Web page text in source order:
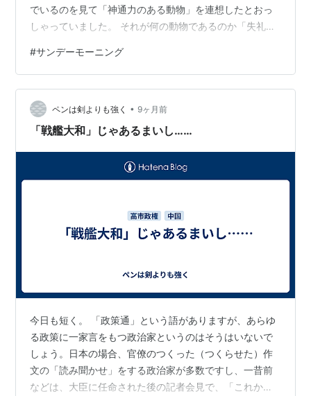
でいるのを見て「神通力のある動物」を連想したとおっ
しゃっていました。 それが何の動物であるのか「失礼だ
ませんでした。 何に似ているだろうかと考えて、すぐに
ある動物のイメージが浮かびました。神通力があるとい
うことは・・・龍？ではないなあ、そんなに力のある大
きなイメージはない。 神社で祀られているくねくねとし
た長い生き物。白い。これがぴったりだと思いました。
#サンデーモーニング
ペンは剣よりも強く • 9ヶ月前
「戦艦大和」じゃあるまいし……
今日も短く。 「政策通」という語がありますが、あらゆ
る政策に一家言をもつ政治家というのはそうはいないで
しょう。日本の場合、官僚のつくった（つくらせた）作
文の「読み聞かせ」をする政治家が多数ですし、一昔前
などは、大臣に任命された後の記者会見で、「これから